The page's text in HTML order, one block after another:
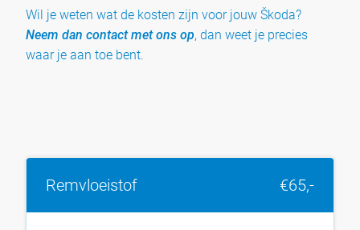
Wil je weten wat de kosten zijn voor jouw Škoda?
Neem dan contact met ons op, dan weet je precies
waar je aan toe bent.
Remvloeistof €65,-